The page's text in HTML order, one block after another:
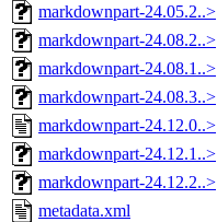
markdownpart-24.05.2..>
markdownpart-24.08.2..>
markdownpart-24.08.1..>
markdownpart-24.08.3..>
markdownpart-24.12.0..>
markdownpart-24.12.1..>
markdownpart-24.12.2..>
metadata.xml